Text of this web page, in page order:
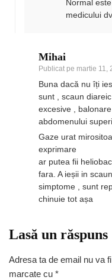
Normal
medicului
Mihai
Publicat pe martie 11,
Buna dacă nu îți
sunt , scaun
excesive ,
abdomenului
Gaze urat
exprimare
ar putea fii
fara. A ieșii in
simptome , sunt
chinuie tot așa
Lasă un răspuns
Adresa ta de email nu va
marcate cu *